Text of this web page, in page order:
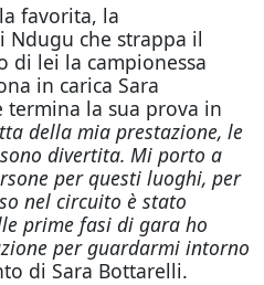
favorita, la
Ndugu che strappa il
di lei la campionessa
in carica Sara
termina la sua prova in
della mia prestazione, le
divertita. Mi porto a
per questi luoghi, per
nel circuito è stato
prime fasi di gara ho
per guardarmi intorno
di Sara Bottarelli.